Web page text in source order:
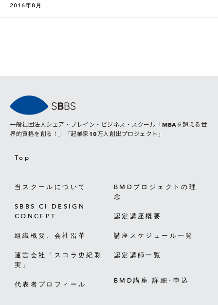
2016年8月
一般社団法人シェア・ブレイン・ビジネス・スクール「MBAを超える世
界的資格を創る！」「起業家10万人創出プロジェクト」
Top
当スクールについて
SBBS CI DESIGN
CONCEPT
組織概要、会社沿革
運営会社「スコラ史紀彩
実」
代表者プロフィール
BMDプロジェクトの理
念
認定講座概要
講座スケジュール一覧
認定講師一覧
BMD講座 詳細･申込